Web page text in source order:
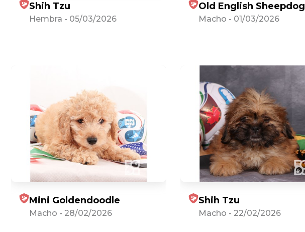
Shih Tzu
Hembra - 05/03/2026
Old English Sheepdog
Macho - 01/03/2026
Mini Goldendoodle
Macho - 28/02/2026
Shih Tzu
Macho - 22/02/2026